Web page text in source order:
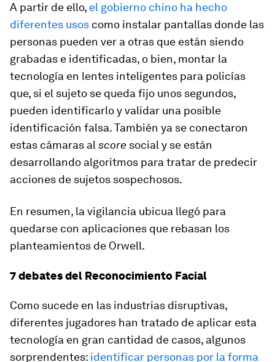
A partir de ello, el gobierno chino ha hecho
diferentes usos como instalar pantallas donde las
personas pueden ver a otras que están siendo
grabadas e identificadas, o bien, montar la
tecnología en lentes inteligentes para policías
que, si el sujeto se queda fijo unos segundos,
pueden identificarlo y validar una posible
identificación falsa. También ya se conectaron
estas cámaras al score social y se están
desarrollando algoritmos para tratar de predecir
acciones de sujetos sospechosos.
En resumen, la vigilancia ubicua llegó para
quedarse con aplicaciones que rebasan los
planteamientos de Orwell.
7 debates del Reconocimiento Facial
Como sucede en las industrias disruptivas,
diferentes jugadores han tratado de aplicar esta
tecnología en gran cantidad de casos, algunos
sorprendentes: identificar personas por la forma